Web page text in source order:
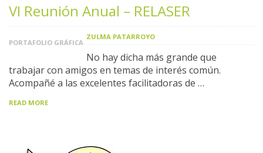
VI Reunión Anual – RELASER
PORTAFOLIO GRÁFICA
ZULMA PATARROYO
No hay dicha más grande que
trabajar con amigos en temas de interés común.
Acompañé a las excelentes facilitadoras de …
READ MORE